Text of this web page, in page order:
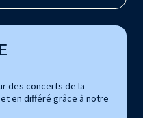
des concerts de la
en différé grâce à notre